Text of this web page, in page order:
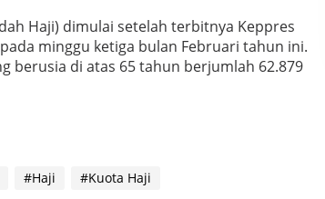
Haji) dimulai setelah terbitnya Keppres
minggu ketiga bulan Februari tahun ini.
berusia di atas 65 tahun berjumlah 62.879
#Haji
#Kuota Haji